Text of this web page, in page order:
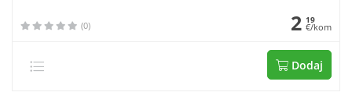
(0) 2 19
€/kom
Dodaj